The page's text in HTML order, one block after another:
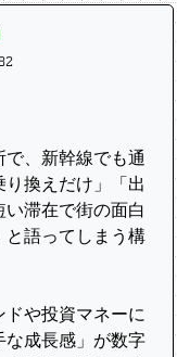
、新幹線でも通
換えだけ」「出
滞在で街の面白
と語ってしまう構
ドや投資マネーに
な成長感」が数字